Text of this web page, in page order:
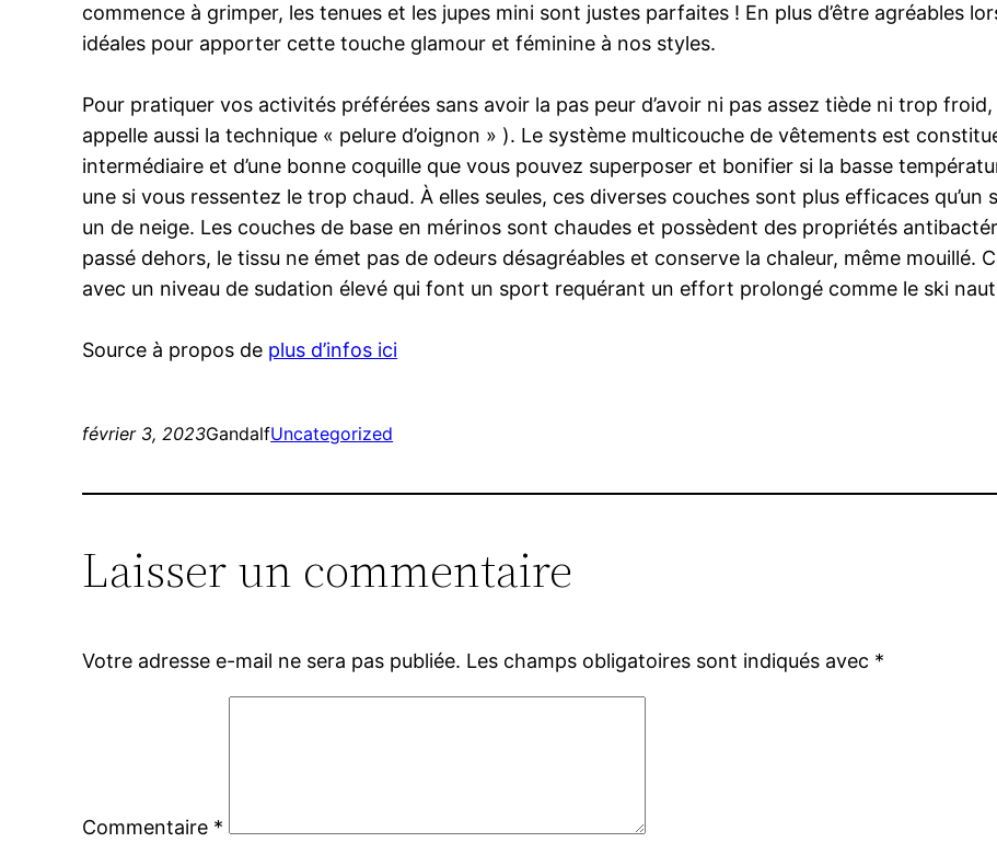
commence à grimper, les tenues et les jupes mini sont justes parfaites ! En plus d’être agréables
idéales pour apporter cette touche glamour et féminine à nos styles.
Pour pratiquer vos activités préférées sans avoir la pas peur d’avoir ni pas assez tiède ni trop
appelle aussi la technique « pelure d’oignon » ). Le système multicouche de vêtements est
intermédiaire et d’une bonne coquille que vous pouvez superposer et bonifier si la basse
une si vous ressentez le trop chaud. À elles seules, ces diverses couches sont plus efficaces qu’un
un de neige. Les couches de base en mérinos sont chaudes et possèdent des propriétés
passé dehors, le tissu ne émet pas de odeurs désagréables et conserve la chaleur, même
avec un niveau de sudation élevé qui font un sport requérant un effort prolongé comme le ski
Source à propos de plus d’infos ici
février 3, 2023GandalfUncategorized
Laisser un commentaire
Votre adresse e-mail ne sera pas publiée. Les champs obligatoires sont indiqués avec *
Commentaire *